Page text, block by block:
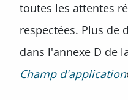
toutes les attentes
respectées. Plus de
dans l'annexe D de
Champ d'application